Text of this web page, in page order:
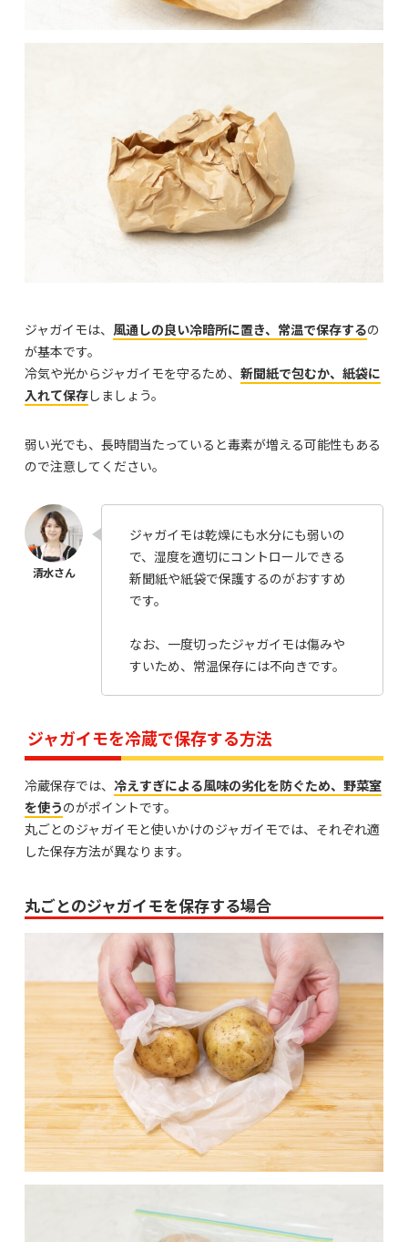
ジャガイモは、 風通しの良い冷暗所に置き、常温で保存するの
が基本です。
冷気や光からジャガイモを守るため、 新聞紙で包むか、紙袋に
入れて保存しましょう。
弱い光でも、長時間当たっていると毒素が増える可能性もある
ので注意してください。
ジャガイモは乾燥にも水分にも弱いの
で、湿度を適切にコントロールできる
新聞紙や紙袋で保護するのがおすすめ
です。
なお、一度切ったジャガイモは傷みや
すいため、常温保存には不向きです。
ジャガイモを冷蔵で保存する方法
冷蔵保存では、 冷えすぎによる風味の劣化を防ぐため、野菜室
を使うのがポイントです。
丸ごとのジャガイモと使いかけのジャガイモでは、それぞれ適
した保存方法が異なります。
丸ごとのジャガイモを保存する場合